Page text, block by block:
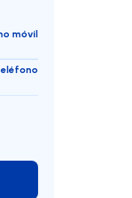
móvil